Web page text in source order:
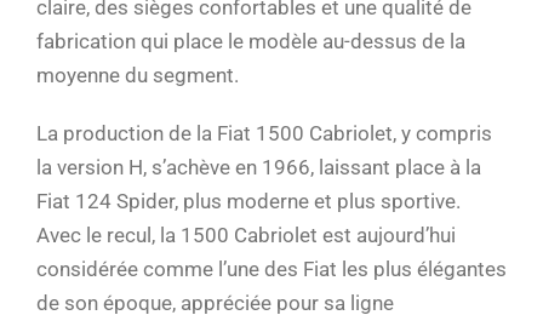
claire, des sièges confortables et une qualité de
fabrication qui place le modèle au-dessus de la
moyenne du segment.
La production de la Fiat 1500 Cabriolet, y compris
la version H, s’achève en 1966, laissant place à la
Fiat 124 Spider, plus moderne et plus sportive.
Avec le recul, la 1500 Cabriolet est aujourd’hui
considérée comme l’une des Fiat les plus élégantes
de son époque, appréciée pour sa ligne